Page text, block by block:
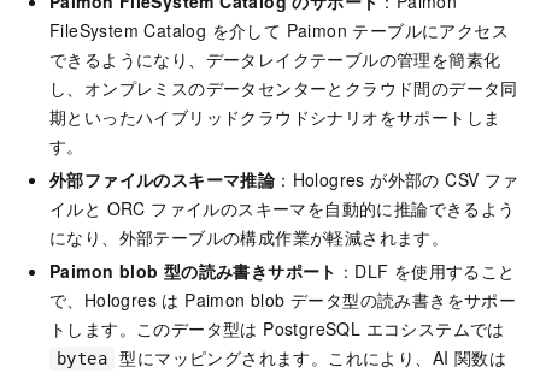
FileSystem Catalog を介して Paimon テーブルにアクセス
できるようになり、データレイクテーブルの管理を簡素化
し、オンプレミスのデータセンターとクラウド間のデータ同
期といったハイブリッドクラウドシナリオをサポートしま
す。
外部ファイルのスキーマ推論 ：Hologres が外部の CSV ファ
イルと ORC ファイルのスキーマを自動的に推論できるよう
になり、外部テーブルの構成作業が軽減されます。
Paimon blob 型の読み書きサポート ：DLF を使用すること
で、Hologres は Paimon blob データ型の読み書きをサポー
トします。このデータ型は PostgreSQL エコシステムでは
bytea
型にマッピングされます。これにより、AI 関数は